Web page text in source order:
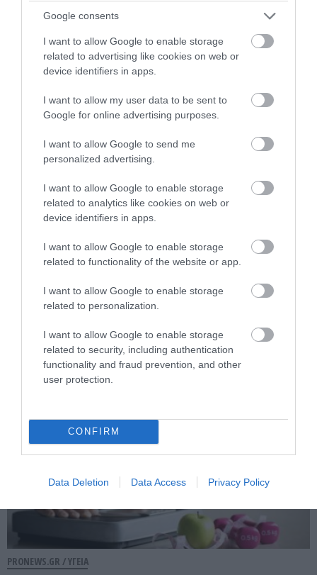
Google consents
I want to allow Google to enable storage
related to advertising like cookies on web or
device identifiers in apps.
I want to allow my user data to be sent to
Google for online advertising purposes.
I want to allow Google to send me
personalized advertising.
I want to allow Google to enable storage
related to analytics like cookies on web or
device identifiers in apps.
I want to allow Google to enable storage
related to functionality of the website or app.
I want to allow Google to enable storage
related to personalization.
I want to allow Google to enable storage
related to security, including authentication
functionality and fraud prevention, and other
user protection.
CONFIRM
Data Deletion Data Access Privacy Policy
του Αυγούστου: Οι εποχικές επιλογές
που πρέπει να βάλετε στο τραπέζι σας
07.08.2026 | 13:29
PRONEWS.GR /ΔΙΑΤΡΟΦΗ
Τηγανητά αυγά χωρίς πολλές θερμίδες:
Τα λάθη που αυξάνουν το λάδι και οι
λύσεις
07.08.2026 | 11:49
PRONEWS.GR /ΥΓΕΙΑ